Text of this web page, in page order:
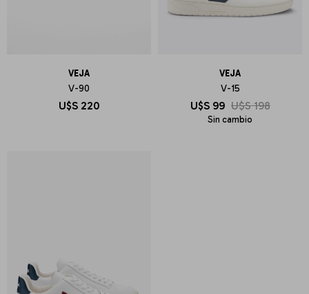
VEJA
V-90
U$S 220
VEJA
V-15
U$S 99 U$S 198
Sin cambio